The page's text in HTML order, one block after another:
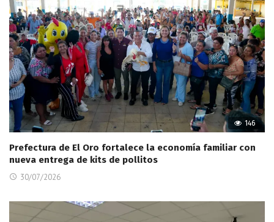
146
Prefectura de El Oro fortalece la economía familiar con
nueva entrega de kits de pollitos
30/07/2026